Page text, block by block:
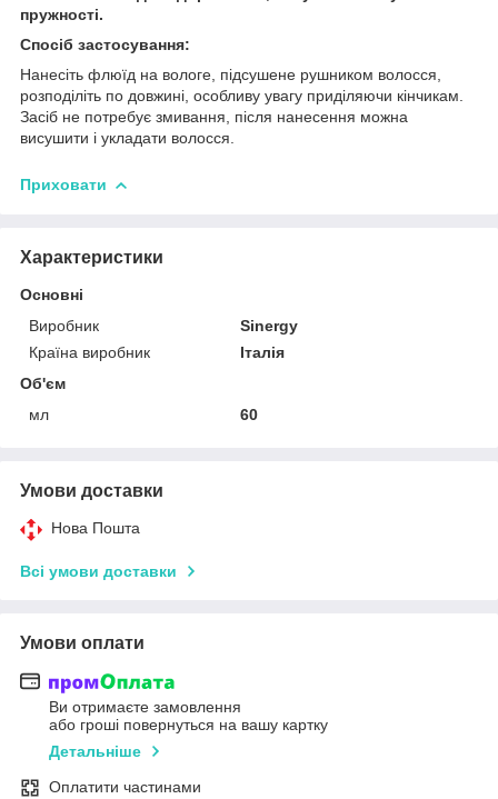
пружності.
Спосіб застосування:
Нанесіть флюїд на вологе, підсушене рушником волосся,
розподіліть по довжині, особливу увагу приділяючи кінчикам.
Засіб не потребує змивання, після нанесення можна
висушити і укладати волосся.
Приховати
Характеристики
Основні
Виробник
Sinergy
Країна виробник
Італія
Об'єм
мл
60
Умови доставки
Нова Пошта
Всі умови доставки
Умови оплати
Ви отримаєте замовлення
або гроші повернуться на вашу картку
Детальніше
Оплатити частинами